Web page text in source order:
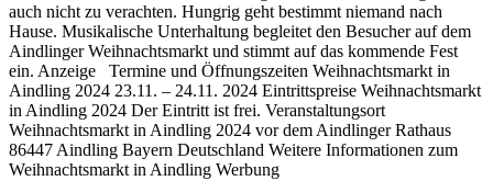
auch nicht zu verachten. Hungrig geht bestimmt niemand nach
Hause. Musikalische Unterhaltung begleitet den Besucher auf dem
Aindlinger Weihnachtsmarkt und stimmt auf das kommende Fest
ein. Anzeige Termine und Öffnungszeiten Weihnachtsmarkt in
Aindling 2024 23.11. – 24.11. 2024 Eintrittspreise Weihnachtsmarkt
in Aindling 2024 Der Eintritt ist frei. Veranstaltungsort
Weihnachtsmarkt in Aindling 2024 vor dem Aindlinger Rathaus
86447 Aindling Bayern Deutschland Weitere Informationen zum
Weihnachtsmarkt in Aindling Werbung